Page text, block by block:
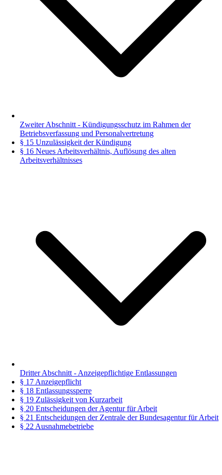
Zweiter Abschnitt - Kündigungsschutz im Rahmen der
Betriebsverfassung und Personalvertretung
§ 15 Unzulässigkeit der Kündigung
§ 16 Neues Arbeitsverhältnis, Auflösung des alten
Arbeitsverhältnisses
Dritter Abschnitt - Anzeigepflichtige Entlassungen
§ 17 Anzeigepflicht
§ 18 Entlassungssperre
§ 19 Zulässigkeit von Kurzarbeit
§ 20 Entscheidungen der Agentur für Arbeit
§ 21 Entscheidungen der Zentrale der Bundesagentur für Arbeit
§ 22 Ausnahmebetriebe